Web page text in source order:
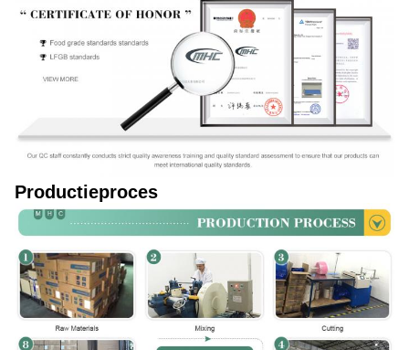
Productieproces